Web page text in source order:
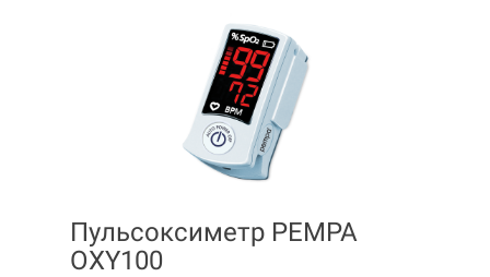
Пульсоксиметр PEMPA
OXY100